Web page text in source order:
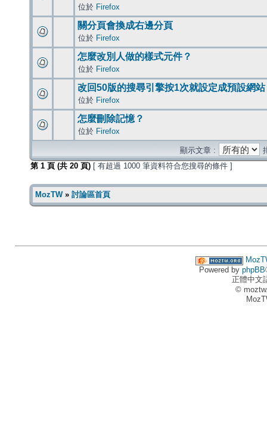
位於 Firefox
關分頁會換成右邊分頁
位於 Firefox
怎麼改別人做的樣式元件？
位於 Firefox
改回50版的搜尋引擎按1次就設定成預設網站
位於 Firefox
怎麼刪除記憶？
位於 Firefox
顯示文章 :
第 1 頁 (共 20 頁) [ 有超過 1000 筆資料符合您搜尋的條件 ]
MozTW» 討論區首頁
Powered by phpBB
正體中文
©